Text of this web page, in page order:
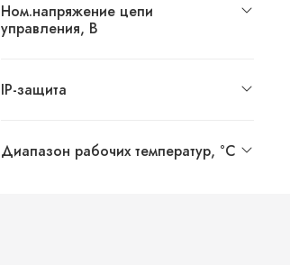
Ном.напряжение цепи
управления, В
IP-защита
Диапазон рабочих температур, °С